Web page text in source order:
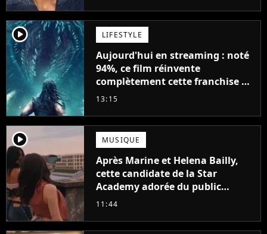
player2 LIFESTYLE
Aujourd'hui en streaming : noté
94%, ce film réinvente
complètement cette franchise de
science-fiction vieille de 40 ans
13:15
player2 MUSIQUE
Après Marine et Helena Bailly,
cette candidate de la Star
Academy adorée du public
annonce son premier album,
11:44